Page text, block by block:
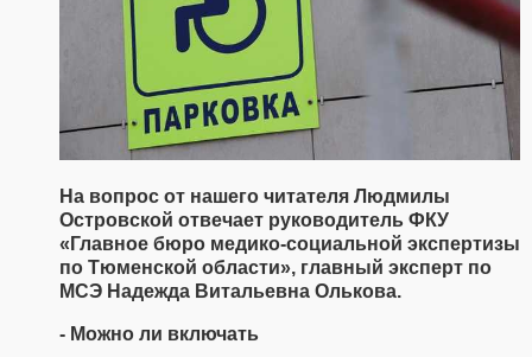
На вопрос от нашего читателя Людмилы
Островской отвечает руководитель ФКУ
«Главное бюро медико-социальной экспертизы
по Тюменской области», главный эксперт по
МСЭ Надежда Витальевна Олькова.
- Можно ли включать